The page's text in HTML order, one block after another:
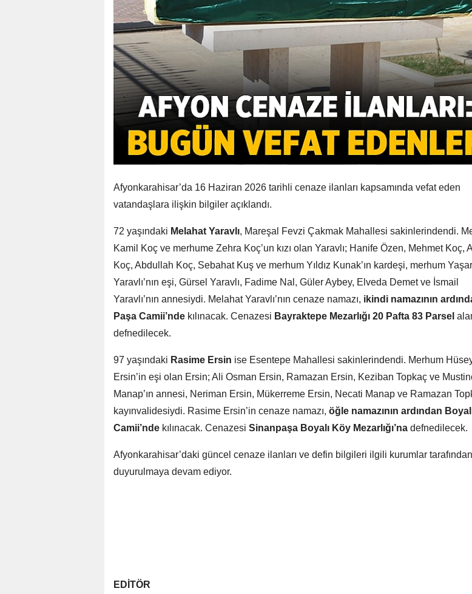
Afyonkarahisar’da 16 Haziran 2026 tarihli cenaze ilanları kapsamında vefat eden
vatandaşlara ilişkin bilgiler açıklandı.
72 yaşındaki Melahat Yaravlı, Mareşal Fevzi Çakmak Mahallesi sakinlerindendi.
Kamil Koç ve merhume Zehra Koç’un kızı olan Yaravlı; Hanife Özen, Mehmet Koç,
Koç, Abdullah Koç, Sebahat Kuş ve merhum Yıldız Kunak’ın kardeşi, merhum Yaşar
Yaravlı’nın eşi, Gürsel Yaravlı, Fadime Nal, Güler Aybey, Elveda Demet ve İsmail
Yaravlı’nın annesiydi. Melahat Yaravlı’nın cenaze namazı, ikindi namazının
Paşa Camii’nde kılınacak. Cenazesi Bayraktepe Mezarlığı 20 Pafta 83 Parsel
defnedilecek.
97 yaşındaki Rasime Ersin ise Esentepe Mahallesi sakinlerindendi. Merhum
Ersin’in eşi olan Ersin; Ali Osman Ersin, Ramazan Ersin, Keziban Topkaç ve
Manap’ın annesi, Neriman Ersin, Mükerreme Ersin, Necati Manap ve Ramazan
kayınvalidesiydi. Rasime Ersin’in cenaze namazı, öğle namazının ardından
Camii’nde kılınacak. Cenazesi Sinanpaşa Boyalı Köy Mezarlığı’na defnedilecek.
Afyonkarahisar’daki güncel cenaze ilanları ve defin bilgileri ilgili kurumlar tarafından
duyurulmaya devam ediyor.
EDİTÖR